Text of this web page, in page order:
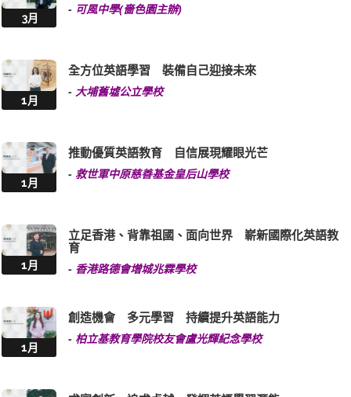
3月
- 可風中學(嗇色園主辦)
1月
全方位英語學習 裝備自己迎接未來
- 大埔舊墟公立學校
1月
推動優質英語教育 自信展現耀眼光芒
- 救世軍中原慈善基金皇后山學校
1月
立足香港、背靠祖國、面向世界 嶄新國際化英語教
育
- 香港路德會增城兆霖學校
1月
創造機會 多元學習 持續提升英語能力
- 柏立基教育學院校友會盧光輝紀念學校